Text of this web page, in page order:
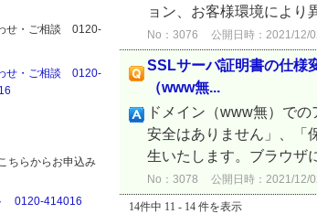
ちらからお申込み
ョン、お客様環境により
No：3076 公開日時：2021/12/
SSLサーバ証明書の仕様
（www無...
ドメイン（www無）で
安全はありません」、「
生いたします。ブラウザ
No：3078 公開日時：2021/12/
14件中 11 - 14 件を表示